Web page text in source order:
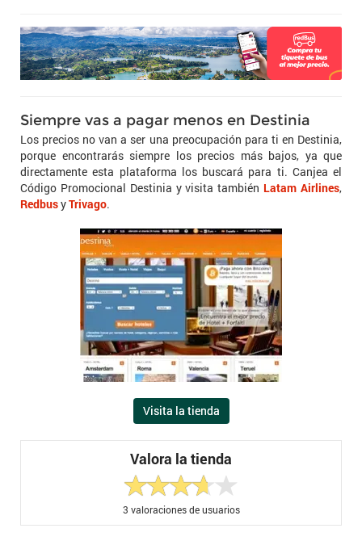
Siempre vas a pagar menos en Destinia
Los precios no van a ser una preocupación para ti en Destinia,
porque encontrarás siempre los precios más bajos, ya que
directamente esta plataforma los buscará para ti. Canjea el
Código Promocional Destinia y visita también Latam Airlines,
RedbusyTrivago.
Visita la tienda
Valora la tienda
3 valoraciones de usuarios